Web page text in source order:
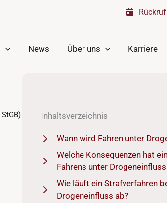
News Über uns Karriere
Inhaltsverzeichnis
Wann wird Fahren unter
Welche Konsequenzen hat
Fahrens unter
Wie läuft ein Strafverfahren
Drogeneinfluss ab?